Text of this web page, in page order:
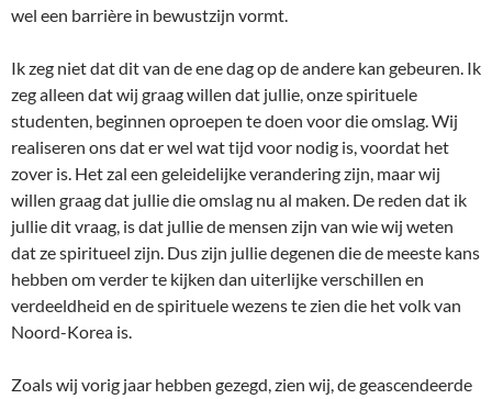
wel een barrière in bewustzijn vormt.
Ik zeg niet dat dit van de ene dag op de andere kan gebeuren. Ik
zeg alleen dat wij graag willen dat jullie, onze spirituele
studenten, beginnen oproepen te doen voor die omslag. Wij
realiseren ons dat er wel wat tijd voor nodig is, voordat het
zover is. Het zal een geleidelijke verandering zijn, maar wij
willen graag dat jullie die omslag nu al maken. De reden dat ik
jullie dit vraag, is dat jullie de mensen zijn van wie wij weten
dat ze spiritueel zijn. Dus zijn jullie degenen die de meeste kans
hebben om verder te kijken dan uiterlijke verschillen en
verdeeldheid en de spirituele wezens te zien die het volk van
Noord-Korea is.
Zoals wij vorig jaar hebben gezegd, zien wij, de geascendeerde